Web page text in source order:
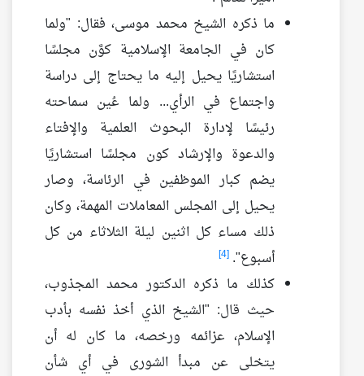
ما ذكره الشيخ محمد موسى، فقال: "ولما
كان في الجامعة الإسلامية كوَّن مجلسًا
استشاريًا يحيل إليه ما يحتاج إلى دراسة
واجتماع في الرأي... ولما عُين سماحته
رئيسًا لإدارة البحوث العلمية والإفتاء
والدعوة والإرشاد كون مجلسًا استشاريًا
يضم كبار الموظفين في الرئاسة، وصار
يحيل إلى المجلس المعاملات المهمة، وكان
ذلك مساء كل اثنين ليلة الثلاثاء من كل
أسبوع". [4]
كذلك ما ذكره الدكتور محمد المجذوب،
حيث قال: "الشيخ الذي أخذ نفسه بأدب
الإسلام، عزائمه ورخصه، ما كان له أن
يتخلى عن مبدأ الشورى في أي شأن